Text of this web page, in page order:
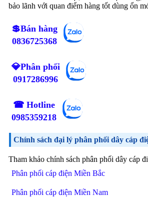
bảo lãnh với quan điểm hàng tốt dùng ổn
💲Bán hàng
0836725368
💎Phân phối
0917286996
☎ Hotline
0985359218
Chính sách đại lý phân phối dây cáp
Tham khảo chính sách phân phối dây cáp
Phân phối cáp điện Miền Bắc
Phân phối cáp điện Miền Nam